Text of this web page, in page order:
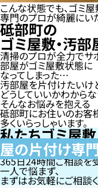
こんな状態でも、ゴミ
専門のプロが綺麗にい
砥部町の
ゴミ屋敷・汚部
清掃のプロが全力でサ
部屋がゴミ屋敷状態に
なってしまった…
汚部屋を片付けたいけ
どうしていいかわから
そんなお悩みを抱える
砥部町にお住いのお客
多くいらっしゃいます。
私たちゴミ屋敷
屋の片付け専
365日24時間ご相談を
一人で悩まず、
まずはお気軽にご相談